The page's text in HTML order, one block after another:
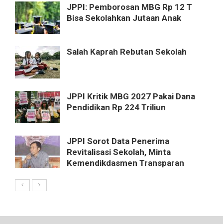
JPPI: Pemborosan MBG Rp 12 T
Bisa Sekolahkan Jutaan Anak
Salah Kaprah Rebutan Sekolah
JPPI Kritik MBG 2027 Pakai Dana
Pendidikan Rp 224 Triliun
JPPI Sorot Data Penerima
Revitalisasi Sekolah, Minta
Kemendikdasmen Transparan